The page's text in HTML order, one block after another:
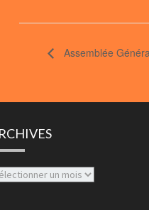
Assemblée